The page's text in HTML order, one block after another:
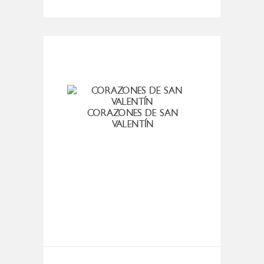
CORAZONES DE SAN
VALENTÍN